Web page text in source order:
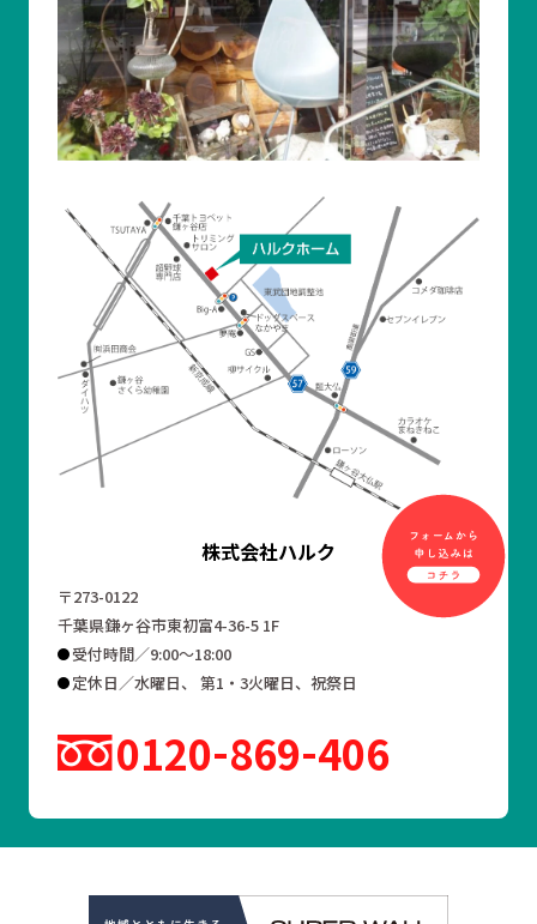
株式会社ハルク
〒273-0122
千葉県鎌ヶ谷市東初富4-36-5 1F
受付時間／9:00～18:00
定休日／水曜日、 第1・3火曜日、祝祭日
0120 869 406